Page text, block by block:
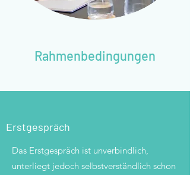
Rahmenbedingungen
Erstgespräch
Das Erstgespräch ist unverbindlich,
unterliegt jedoch selbstverständlich schon